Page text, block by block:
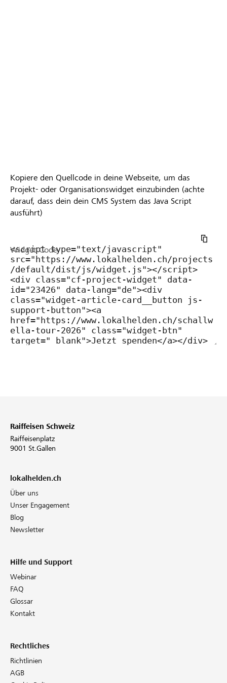
Kopiere den Quellcode in deine Webseite, um das
Projekt- oder Organisationswidget einzubinden (achte
darauf, dass dein dein CMS System das Java Script
ausführt)
Widget Code
Raiffeisen Schweiz
Raiffeisenplatz
9001 St.Gallen
lokalhelden.ch
Über uns
Unser Engagement
Blog
Newsletter
Hilfe und Support
Webinar
FAQ
Glossar
Kontakt
Rechtliches
Richtlinien
AGB